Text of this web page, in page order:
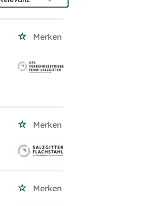
Merken
Merken
Merken